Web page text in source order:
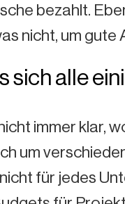
bezahlt.
nicht, um gute
sich alle
immer klar,
um
für jedes